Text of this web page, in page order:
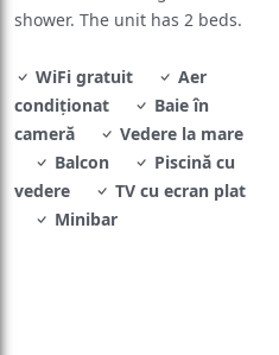
condiționat
Baie în
cameră
Vedere la mare
Balcon
Piscină cu
vedere
TV cu ecran plat
Minibar